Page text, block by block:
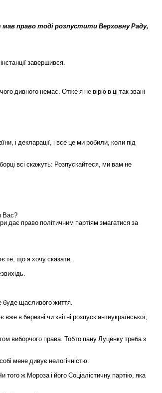
мав право тоді розпустити Верховну Раду,
інстанції завершився.
дивного немає. Отже я не вірю в ці так звані
, і декларації, і все це ми робили, коли під
всі скажуть: Розпускайтеся, ми вам не
Вас?
дає право політичним партіям змагатися за
те, що я хочу сказати.
.
буде щасливого життя.
є вже в березні чи квітні розпуск антиукраїнської,
виборчого права. Тобто пану Луценку треба з
собі мене дивує нелогічністю.
того ж Мороза і його Соціалістичну партію, яка